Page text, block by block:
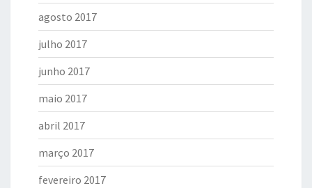
agosto 2017
julho 2017
junho 2017
maio 2017
abril 2017
março 2017
fevereiro 2017